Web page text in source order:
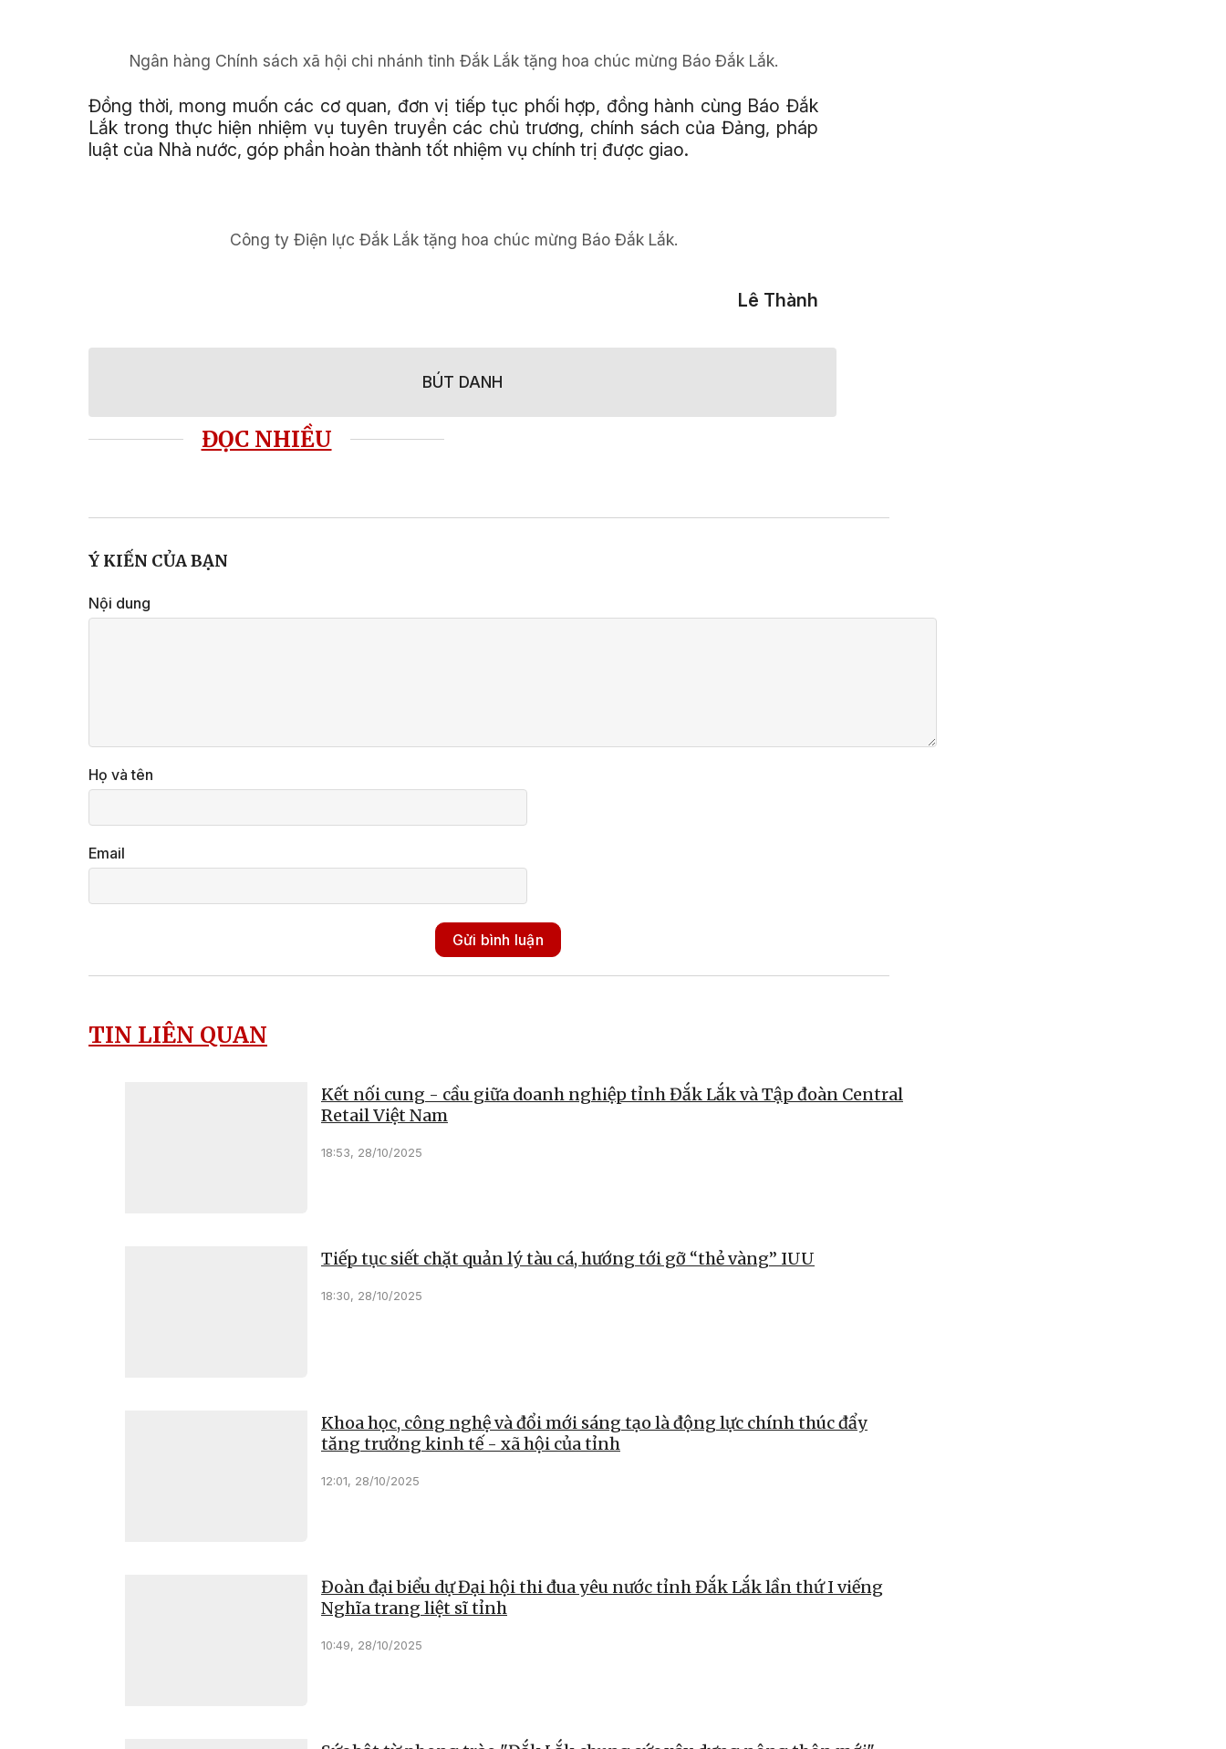
Ngân hàng Chính sách xã hội chi nhánh tỉnh Đắk Lắk tặng hoa chúc mừng Báo Đắk Lắk.
Đồng thời, mong muốn các cơ quan, đơn vị tiếp tục phối hợp, đồng hành cùng Báo Đắk
Lắk trong thực hiện nhiệm vụ tuyên truyền các chủ trương, chính sách của Đảng, pháp
luật của Nhà nước, góp phần hoàn thành tốt nhiệm vụ chính trị được giao.
Công ty Điện lực Đắk Lắk tặng hoa chúc mừng Báo Đắk Lắk.
Lê Thành
BÚT DANH
ĐỌC NHIỀU
Ý KIẾN CỦA BẠN
Nội dung
Họ và tên
Email
Gửi bình luận
TIN LIÊN QUAN
Kết nối cung - cầu giữa doanh nghiệp tỉnh Đắk Lắk và Tập đoàn Central
Retail Việt Nam
18:53, 28/10/2025
Tiếp tục siết chặt quản lý tàu cá, hướng tới gỡ “thẻ vàng” IUU
18:30, 28/10/2025
Khoa học, công nghệ và đổi mới sáng tạo là động lực chính thúc đẩy
tăng trưởng kinh tế - xã hội của tỉnh
12:01, 28/10/2025
Đoàn đại biểu dự Đại hội thi đua yêu nước tỉnh Đắk Lắk lần thứ I viếng
Nghĩa trang liệt sĩ tỉnh
10:49, 28/10/2025